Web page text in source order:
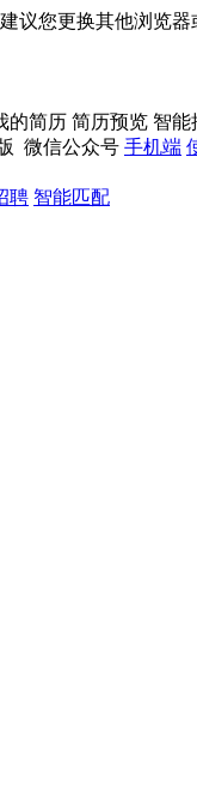
议您更换其他浏览器
的简历 简历预览 智能
微信公众号 手机端
聘 智能匹配